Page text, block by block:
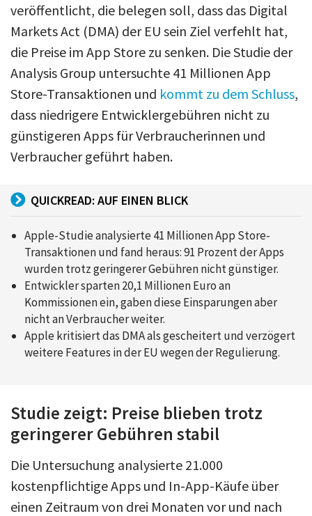
veröffentlicht, die belegen soll, dass das Digital
Markets Act (DMA) der EU sein Ziel verfehlt hat,
die Preise im App Store zu senken. Die Studie der
Analysis Group untersuchte 41 Millionen App
Store-Transaktionen und kommt zu dem Schluss,
dass niedrigere Entwicklergebühren nicht zu
günstigeren Apps für Verbraucherinnen und
Verbraucher geführt haben.
QUICKREAD: AUF EINEN BLICK
Apple-Studie analysierte 41 Millionen App Store-
Transaktionen und fand heraus: 91 Prozent der Apps
wurden trotz geringerer Gebühren nicht günstiger.
Entwickler sparten 20,1 Millionen Euro an
Kommissionen ein, gaben diese Einsparungen aber
nicht an Verbraucher weiter.
Apple kritisiert das DMA als gescheitert und verzögert
weitere Features in der EU wegen der Regulierung.
Studie zeigt: Preise blieben trotz
geringerer Gebühren stabil
Die Untersuchung analysierte 21.000
kostenpflichtige Apps und In-App-Käufe über
einen Zeitraum von drei Monaten vor und nach